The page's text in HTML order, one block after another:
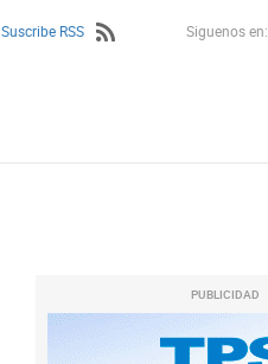
Suscribe RSS Siguenos en:
PUBLICIDAD